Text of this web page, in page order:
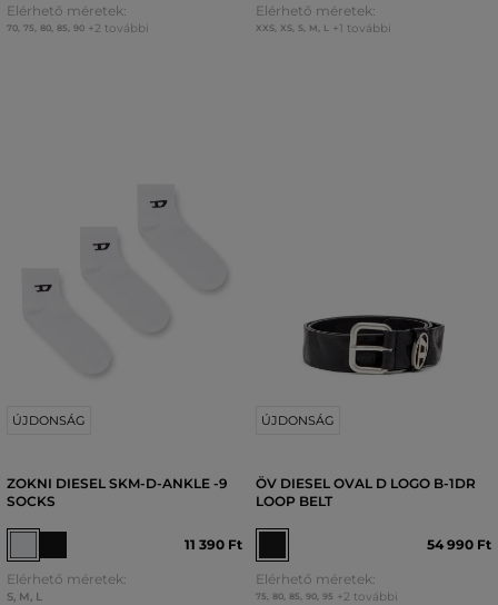
Elérhető méretek:
70, 75, 80, 85, 90 +2 további
Elérhető méretek:
XXS, XS, S, M, L +1 további
ÚJDONSÁG
ZOKNI DIESEL SKM-D-ANKLE -9
SOCKS
11 390 Ft
Elérhető méretek:
S, M, L
ÚJDONSÁG
ÖV DIESEL OVAL D LOGO B-1DR
LOOP BELT
54 990 Ft
Elérhető méretek:
75, 80, 85, 90, 95 +2 további